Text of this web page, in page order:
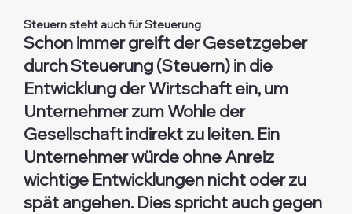
Steuern steht auch für Steuerung
​Schon immer greift der Gesetzgeber
durch Steuerung (Steuern) in die
Entwicklung der Wirtschaft ein, um
Unternehmer zum Wohle der
Gesellschaft indirekt zu leiten. Ein
Unternehmer würde ohne Anreiz
wichtige Entwicklungen nicht oder zu
spät angehen. Dies spricht auch gegen